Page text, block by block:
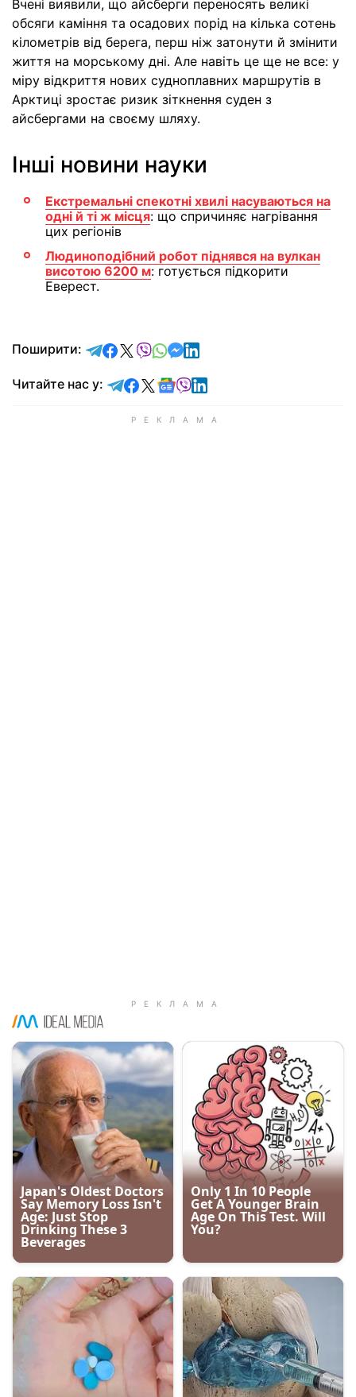
Вчені виявили, що айсберги переносять великі
обсяги каміння та осадових порід на кілька сотень
кілометрів від берега, перш ніж затонути й змінити
життя на морському дні. Але навіть це ще не все: у
міру відкриття нових судноплавних маршрутів в
Арктиці зростає ризик зіткнення суден з
айсбергами на своєму шляху.
Інші новини науки
Екстремальні спекотні хвилі насуваються на
одні й ті ж місця: що спричиняє нагрівання
цих регіонів
Людиноподібний робот піднявся на вулкан
висотою 6200 м: готується підкорити
Еверест.
Поширити: відправити у Telegram
поділитись у Facebook
поділитись у X
відправити у Viber
відправити у Whatsapp
відправити у Messenger
відправити у LinkedIn
Читайте нас у: Читайте у Telegram
Читайте у Facebook
Читайте у X
Читайте у Google news
Читайте у Viber
Читайте у LinkedIn